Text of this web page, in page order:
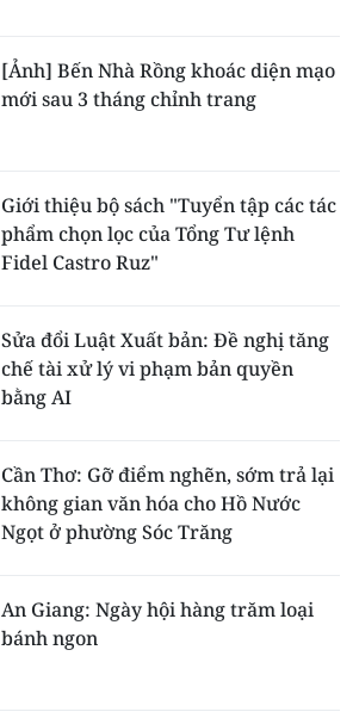
[Ảnh] Bến Nhà Rồng khoác diện mạo
mới sau 3 tháng chỉnh trang
Giới thiệu bộ sách "Tuyển tập các tác
phẩm chọn lọc của Tổng Tư lệnh
Fidel Castro Ruz"
Sửa đổi Luật Xuất bản: Đề nghị tăng
chế tài xử lý vi phạm bản quyền
bằng AI
Cần Thơ: Gỡ điểm nghẽn, sớm trả lại
không gian văn hóa cho Hồ Nước
Ngọt ở phường Sóc Trăng
An Giang: Ngày hội hàng trăm loại
bánh ngon